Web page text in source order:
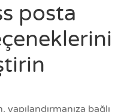
posta
bağlı